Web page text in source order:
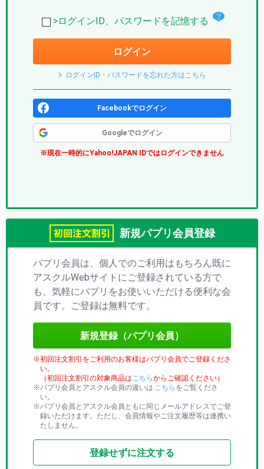
プ
ド
は？
リ)
>ログインID、パスワードを記憶する
ェ
ボ
ク
ス
ログイン
ログインID・パスワードを忘れた方はこちら
Facebookでログイン
Googleでログイン
※現在一時的にYahoo!JAPAN IDではログインできません
新規パプリ会員登録
パプリ会員は、個人でのご利用はもちろん既に
アスクルWebサイトにご登録されている方で
も、気軽にパプリをお使いいただける便利な会
員です。ご登録は無料です。
新規登録（パプリ会員）
初回注文割引をご利用のお客様はパプリ会員でご登録くださ
い。
（初回注文割引の対象商品はこちらからご確認ください）
パプリ会員とアスクル会員の違いは こちら をご覧くださ
い。
パプリ会員とアスクル会員ともに同じメールアドレスでご登
録いただけます。ただし、会員情報やご注文履歴等は連携い
たしません。
登録せずに注文する